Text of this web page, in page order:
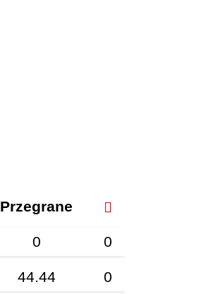
Przegrane
0 0
44.44 0